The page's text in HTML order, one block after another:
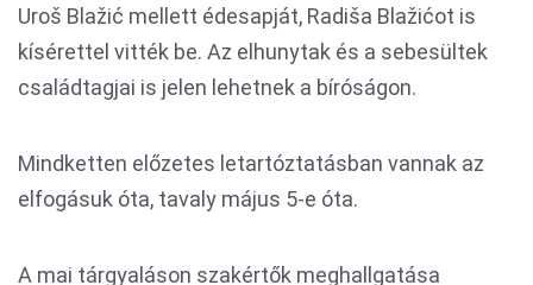
Uroš Blažić mellett édesapját, Radiša Blažićot is
kísérettel vitték be. Az elhunytak és a sebesültek
családtagjai is jelen lehetnek a bíróságon.
Mindketten előzetes letartóztatásban vannak az
elfogásuk óta, tavaly május 5-e óta.
A mai tárgyaláson szakértők meghallgatása